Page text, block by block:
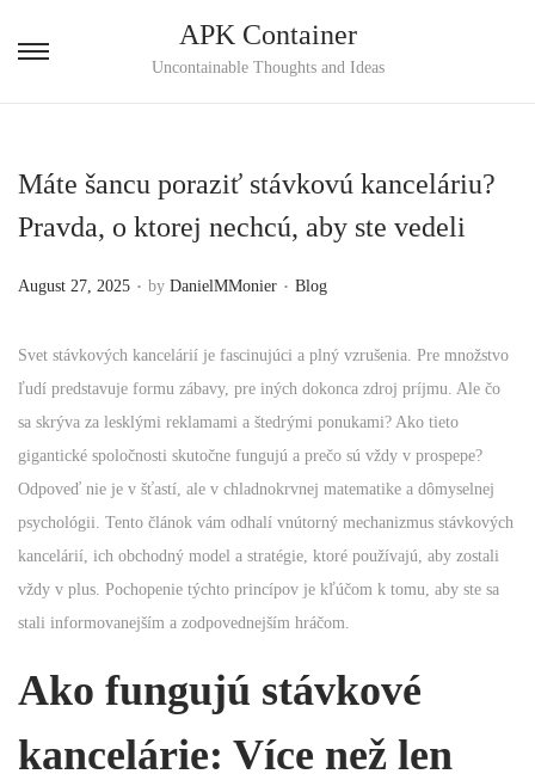
S
t
o
i
g
a
t
i
o
n
S
t
o
t
e
n
t
APK Container
Uncontainable Thoughts and Ideas
Máte šancu poraziť stávkovú kanceláriu?
Pravda, o ktorej nechcú, aby ste vedeli
P
s
t
e
d
o
n
August 27, 2025 . by DanielMMonier . P
s
t
e
d
i
n
Blog
Svet stávkových kancelárií je fascinujúci a plný vzrušenia. Pre množstvo
ľudí predstavuje formu zábavy, pre iných dokonca zdroj príjmu. Ale čo
sa skrýva za lesklými reklamami a štedrými ponukami? Ako tieto
gigantické spoločnosti skutočne fungujú a prečo sú vždy v prospepe?
Odpoveď nie je v šťastí, ale v chladnokrvnej matematike a dômyselnej
psychológii. Tento článok vám odhalí vnútorný mechanizmus stávkových
kancelárií, ich obchodný model a stratégie, ktoré používajú, aby zostali
vždy v plus. Pochopenie týchto princípov je kľúčom k tomu, aby ste sa
stali informovanejším a zodpovednejším hráčom.
Ako fungujú stávkové
kancelárie: Více než len